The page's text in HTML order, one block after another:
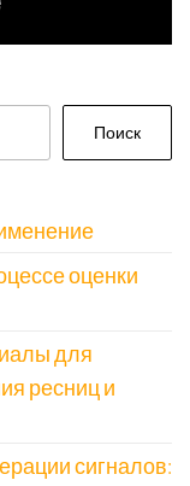
Поиск
оценки
для
ресниц и
сигналов: